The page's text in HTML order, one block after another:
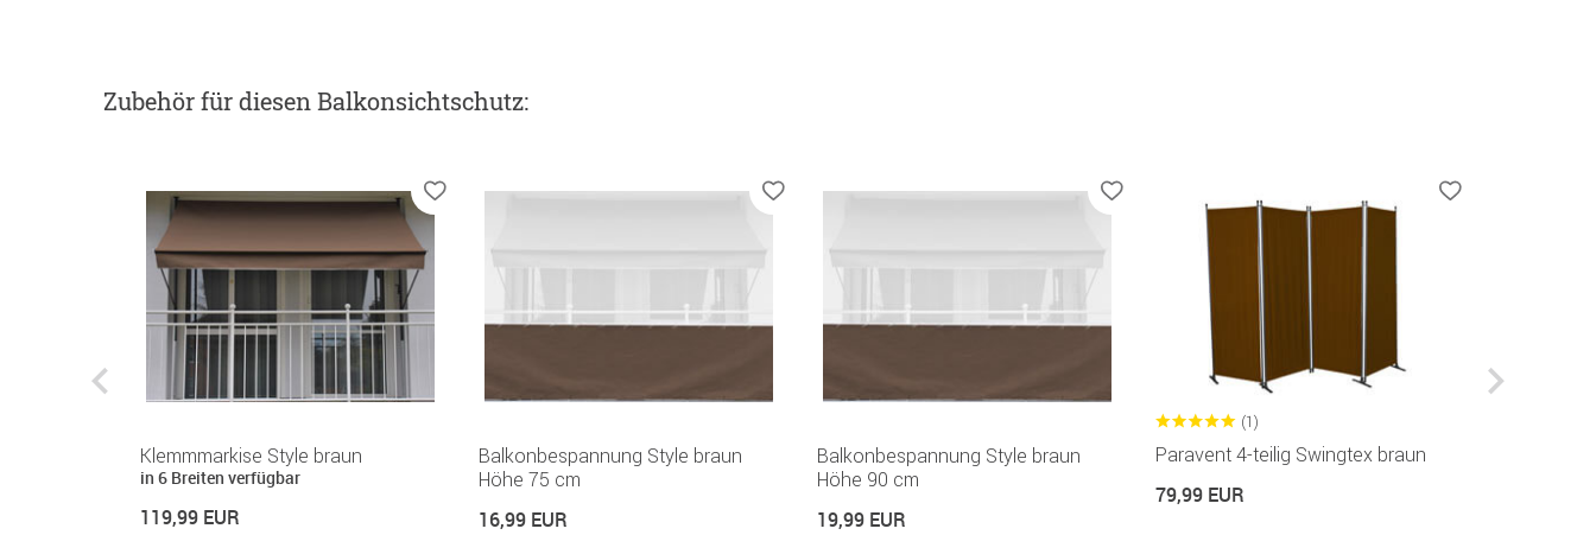
Zubehörfür diesen Balkonsichtschutz:
Klemmmarkise Style braun
in 6 Breiten verfügbar
119,99 EUR
Balkonbespannung Style braun
Höhe 75 cm
16,99 EUR
Balkonbespannung Style braun
Höhe 90 cm
19,99 EUR
(1)
Paravent 4-teilig Swingtex braun
79,99 EUR